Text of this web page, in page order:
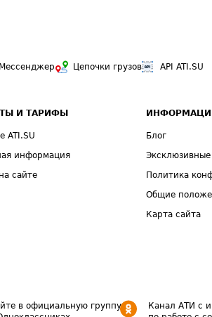
Цепочки грузов API ATI.SU
И ТАРИФЫ
ATI.SU
информация
сайте
Блог
Политика
Общие
Карта сайта
в официальную группу
Канал АТИ с